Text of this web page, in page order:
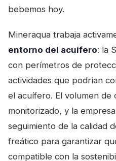
bebemos hoy.
Mineraqua trabaja
entorno del acuífero: la
con perímetros de
actividades que podrían
el acuífero. El volumen de
monitorizado, y la
seguimiento de la calidad
freático para garantizar
compatible con la